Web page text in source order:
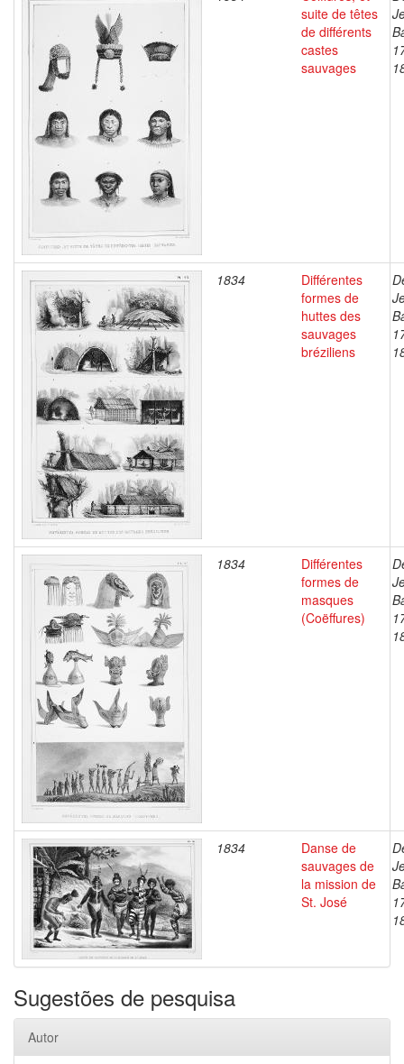
suite de têtes
de différents
castes
sauvages
1834
Différentes
formes de
huttes des
sauvages
bréziliens
1834
Différentes
formes de
masques
(Coëffures)
1834
Danse de
sauvages de
la mission de
St. José
Sugestões de pesquisa
Autor